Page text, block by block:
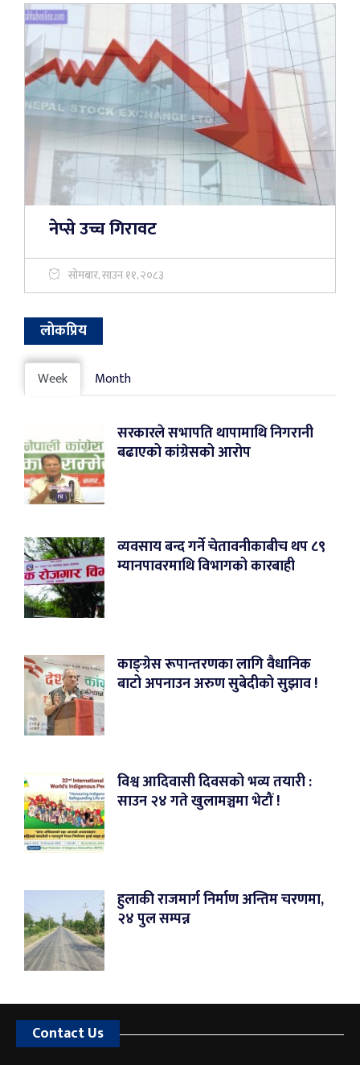
नेप्से उच्च गिरावट
सोमबार, साउन ११, २०८३
लोकप्रिय
Week Month
सरकारले सभापति थापामाथि निगरानी
बढाएको कांग्रेसको आरोप
व्यवसाय बन्द गर्ने चेतावनीकाबीच थप ८९
म्यानपावरमाथि विभागको कारबाही
काङ्ग्रेस रूपान्तरणका लागि वैधानिक
बाटो अपनाउन अरुण सुबेदीको सुझाव !
विश्व आदिवासी दिवसको भव्य तयारी :
साउन २४ गते खुलामञ्चमा भेटौं !
हुलाकी राजमार्ग निर्माण अन्तिम चरणमा,
२४ पुल सम्पन्न
Contact Us